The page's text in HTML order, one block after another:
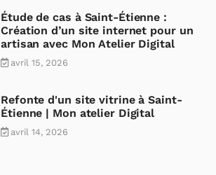
Étude de cas à Saint-Étienne :
Création d’un site internet pour un
artisan avec Mon Atelier Digital
avril 15, 2026
Refonte d'un site vitrine à Saint-
Étienne | Mon atelier Digital
avril 14, 2026